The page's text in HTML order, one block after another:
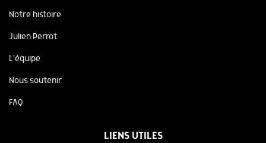
Notre histoire
Julien Perrot
L'équipe
Nous soutenir
FAQ
LIENS UTILES